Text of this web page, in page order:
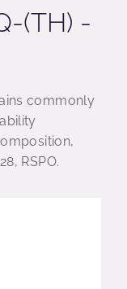
(TH) -
commonly
RSPO.